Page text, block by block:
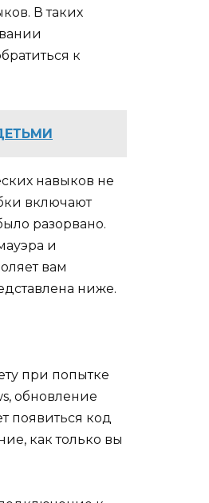
В таких
к
навыков не
включают
разорвано.
и
вам
​​ниже.
при попытке
, обновление
появиться код
как только вы